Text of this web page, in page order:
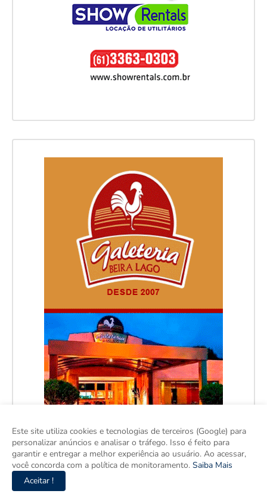
Este site utiliza cookies e tecnologias de terceiros (Google) para
personalizar anúncios e analisar o tráfego. Isso é feito para
garantir e entregar a melhor experiência ao usuário. Ao acessar,
você concorda com a política de monitoramento. Saiba Mais
Aceitar !